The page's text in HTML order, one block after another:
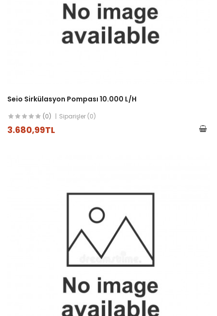
Seio Sirkülasyon Pompası 10.000 L/h
(0) Siparişler (0)
3.680,99TL